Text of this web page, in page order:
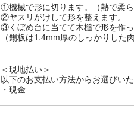
①機械で形に切ります。（熱で柔
②ヤスリがけして形を整えます。
③くぼめ台に当てて木槌で形を作っ
（錫板は1.4mm厚のしっかりした
＜現地払い＞
以下のお支払い方法からお選びいた
・現金